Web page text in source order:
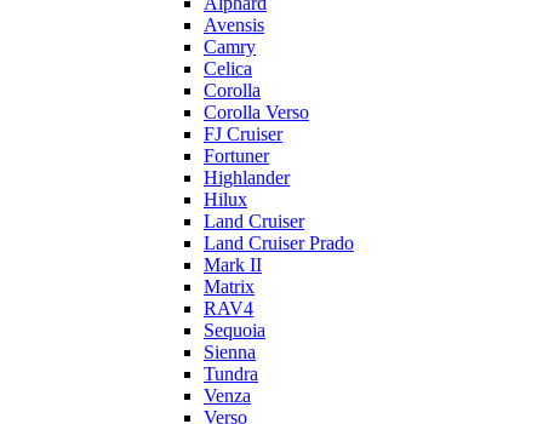
Avensis
Camry
Celica
Corolla
Corolla Verso
FJ Cruiser
Fortuner
Highlander
Hilux
Land Cruiser
Land Cruiser Prado
Mark II
Matrix
RAV4
Sequoia
Sienna
Tundra
Venza
Verso